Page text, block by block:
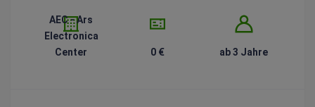
AEC - Ars
Electronica
Center
0 € ab 3 Jahre